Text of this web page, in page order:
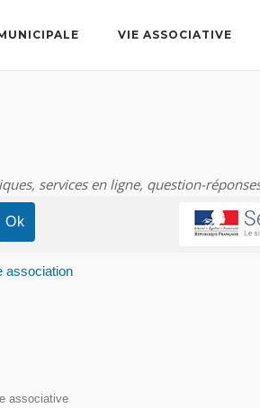
VIE ASSOCIATIVE
services en ligne, question-
association
associative